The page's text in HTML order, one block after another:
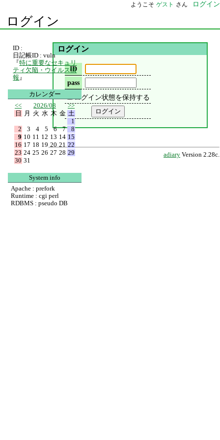
ようこそ ゲスト さん ログイン
ログイン
ログイン
ID
pass
ログイン状態を保持する
adiary Version 2.28c.
ID :
日記帳ID : vuln
『特に重要なセキュリ
ティ欠陥・ウイルス情
報 』
カレンダー
<<
2026/08
>>
日
月 火 水 木 金 土
1
2
3 4 5 6 7
8
9 10 11 12 13 14 15
16 17 18 19 20 21 22
23 24 25 26 27 28 29
30 31
System info
Apache : prefork
Runtime : cgi perl
RDBMS : pseudo DB